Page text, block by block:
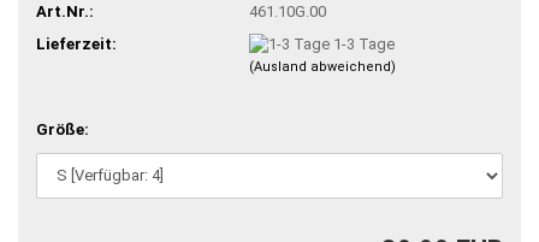
Art.Nr.:
461.10G.00
Lieferzeit:
1-3 Tage
(Ausland abweichend)
Größe: